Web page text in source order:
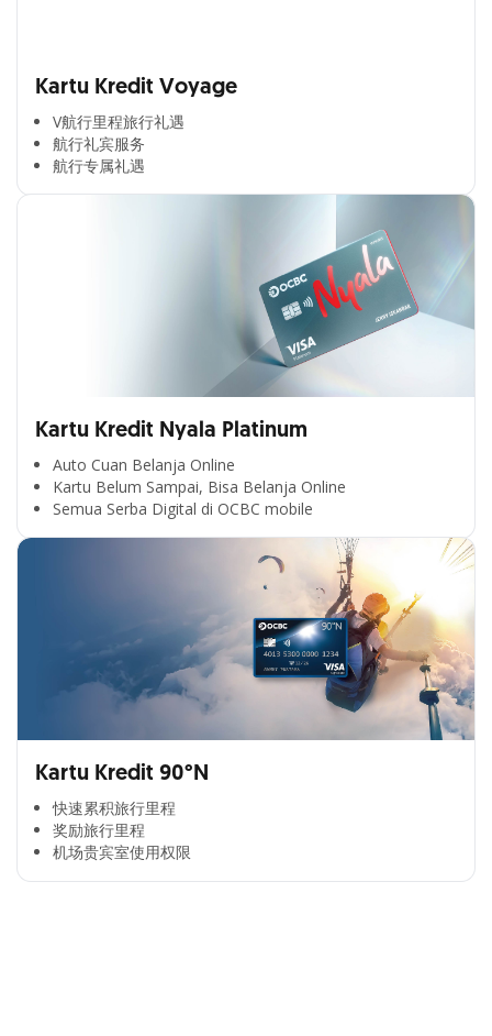
Kartu Kredit Voyage
V航行里程旅行礼遇
航行礼宾服务
航行专属礼遇
Kartu Kredit Nyala Platinum
Auto Cuan Belanja Online
Kartu Belum Sampai, Bisa Belanja Online
Semua Serba Digital di OCBC mobile
Kartu Kredit 90°N
快速累积旅行里程​
奖励旅行里程​
机场贵宾室使用权限​
Cross Selling Banner Global